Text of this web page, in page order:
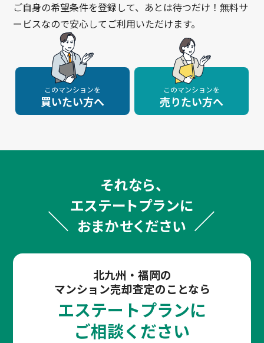
ご自身の希望条件を登録して、あとは待つだけ！無料サ
ービスなので安心してご利用いただけます。
このマンションを
買いたい方へ
このマンションを
売りたい方へ
それなら、
エステートプランに
おまかせください
北九州・福岡の
マンション売却査定のことなら
エステートプランに
ご相談ください